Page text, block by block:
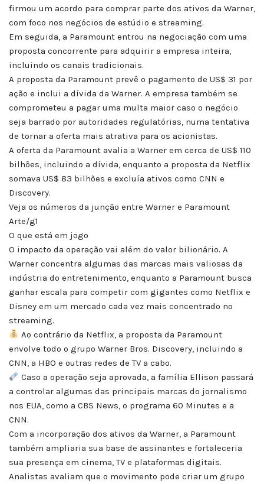
firmou um acordo para comprar parte dos ativos da Warner,
com foco nos negócios de estúdio e streaming.
Em seguida, a Paramount entrou na negociação com uma
proposta concorrente para adquirir a empresa inteira,
incluindo os canais tradicionais.
A proposta da Paramount prevê o pagamento de US$ 31 por
ação e inclui a dívida da Warner. A empresa também se
comprometeu a pagar uma multa maior caso o negócio
seja barrado por autoridades regulatórias, numa tentativa
de tornar a oferta mais atrativa para os acionistas.
A oferta da Paramount avalia a Warner em cerca de US$ 110
bilhões, incluindo a dívida, enquanto a proposta da Netflix
somava US$ 83 bilhões e excluía ativos como CNN e
Discovery.
Veja os números da junção entre Warner e Paramount
Arte/g1
O que está em jogo
O impacto da operação vai além do valor bilionário. A
Warner concentra algumas das marcas mais valiosas da
indústria do entretenimento, enquanto a Paramount busca
ganhar escala para competir com gigantes como Netflix e
Disney em um mercado cada vez mais concentrado no
streaming.
Ao contrário da Netflix, a proposta da Paramount
envolve todo o grupo Warner Bros. Discovery, incluindo a
CNN, a HBO e outras redes de TV a cabo.
Caso a operação seja aprovada, a família Ellison passará
a controlar algumas das principais marcas do jornalismo
nos EUA, como a CBS News, o programa 60 Minutes e a
CNN.
Com a incorporação dos ativos da Warner, a Paramount
também ampliaria sua base de assinantes e fortaleceria
sua presença em cinema, TV e plataformas digitais.
Analistas avaliam que o movimento pode criar um grupo